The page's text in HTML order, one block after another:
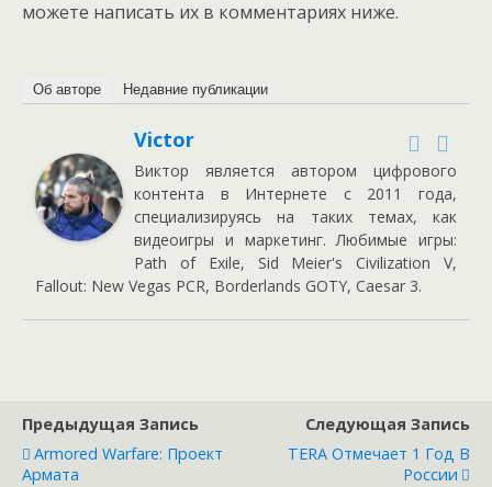
можете написать их в комментариях ниже.
Об авторе Недавние публикации
Victor
Виктор является автором цифрового
контента в Интернете с 2011 года,
специализируясь на таких темах, как
видеоигры и маркетинг. Любимые игры:
Path of Exile, Sid Meier's Civilization V,
Fallout: New Vegas PCR, Borderlands GOTY, Caesar 3.
Предыдущая Запись
Armored Warfare: Проект
Армата
Следующая Запись
TERA Отмечает 1 Год В
России